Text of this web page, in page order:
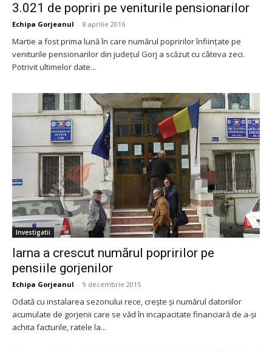
3.021 de popriri pe veniturile pensionarilor
Echipa Gorjeanul - 8 aprilie 2016
Martie a fost prima lună în care numărul popririlor înfiinţate pe
veniturile pensionarilor din judeţul Gorj a scăzut cu câteva zeci.
Potrivit ultimelor date...
Investigatii
Iarna a crescut numărul popririlor pe
pensiile gorjenilor
Echipa Gorjeanul - 9 decembrie 2015
Odată cu instalarea sezonului rece, creşte şi numărul datoriilor
acumulate de gorjenii care se văd în incapacitate financiară de a-şi
achita facturile, ratele la...